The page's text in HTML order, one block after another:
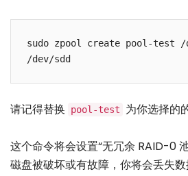
sudo zpool create pool-test /
/dev/sdd
请记得替换 pool-test 为你选择的
这个命令将会设置“无冗余 RAID-0
磁盘被破坏或有故障，你将会丢失